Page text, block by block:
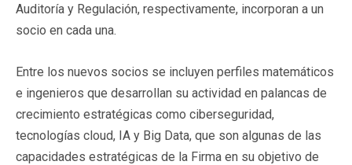
Auditoría y Regulación, respectivamente, incorporan a un
socio en cada una.
Entre los nuevos socios se incluyen perfiles matemáticos
e ingenieros que desarrollan su actividad en palancas de
crecimiento estratégicas como ciberseguridad,
tecnologías cloud, IA y Big Data, que son algunas de las
capacidades estratégicas de la Firma en su objetivo de